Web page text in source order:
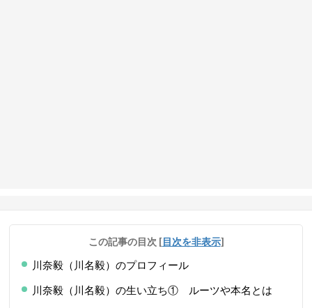
この記事の目次 [目次を非表示]
川奈毅（川名毅）のプロフィール
川奈毅（川名毅）の生い立ち① ルーツや本名とは